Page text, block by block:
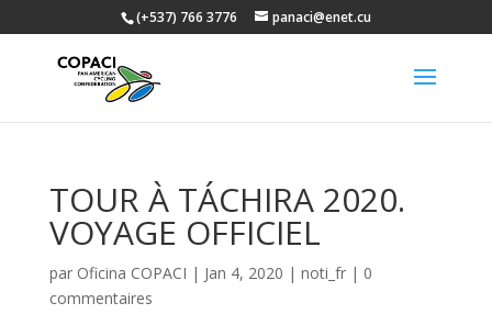
(+537) 766 3776 panaci@enet.cu
TOUR À TÁCHIRA 2020.
VOYAGE OFFICIEL
par Oficina COPACI | Jan 4, 2020 | noti_fr| 0
commentaires